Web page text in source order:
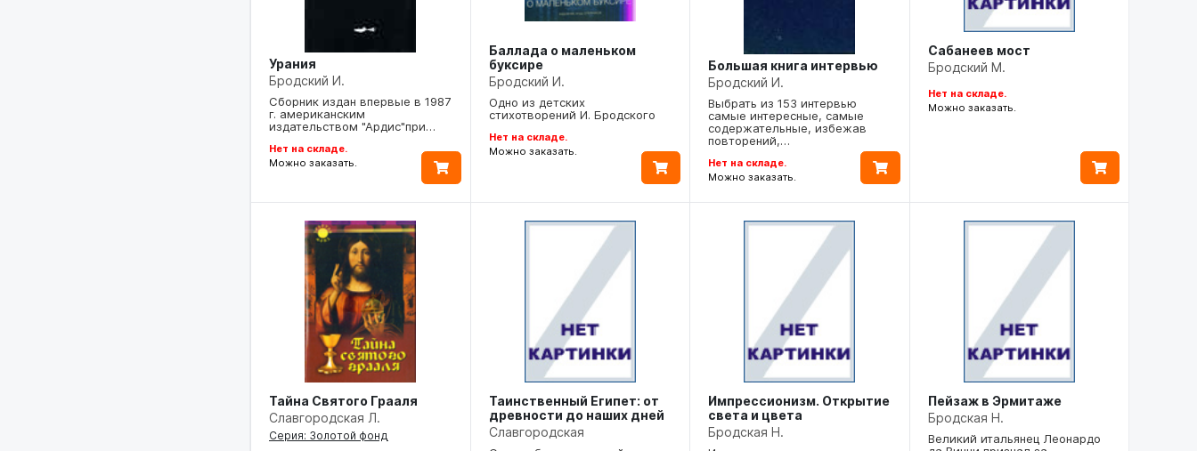
Урания
Бродский И.
Сборник издан впервые в 1987
г. американским
издательством "Ардис"при…
Нет на складе.
Можно заказать.
Баллада о маленьком
буксире
Бродский И.
Одно из детских
стихотворений И. Бродского
Нет на складе.
Можно заказать.
Большая книга интервью
Бродский И.
Выбрать из 153 интервью
самые интересные, самые
содержательные, избежав
повторений,…
Нет на складе.
Можно заказать.
Сабанеев мост
Бродский М.
Нет на складе.
Можно заказать.
Тайна Святого Грааля
Славгородская Л.
Серия: Золотой фонд
Таинственный Египет: от
древности до наших дней
Славгородская
Импрессионизм. Открытие
света и цвета
Бродская Н.
Пейзаж в Эрмитаже
Бродская Н.
Великий итальянец Леонардо